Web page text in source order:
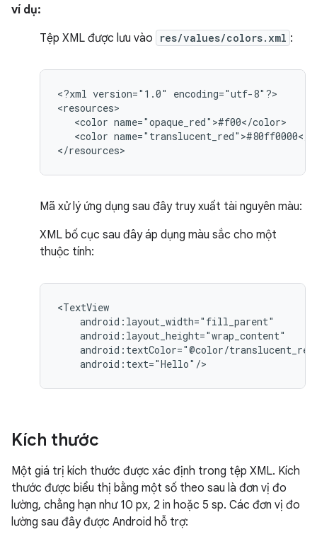
ví dụ:
Tệp XML được lưu vào
res/values/colors.xml :
<?xml version="1.0"
encoding="utf-8"?>
<color
<color name="translucent_red">#80ff0000</
</resources>
Mã xử lý ứng dụng sau đây truy xuất tài nguyên màu:
XML bố cục sau đây áp dụng màu sắc cho một
thuộc tính:
android:text="Hello"/>
Kích thước
Một giá trị kích thước được xác định trong tệp XML. Kích
thước được biểu thị bằng một số theo sau là đơn vị đo
lường, chẳng hạn như 10 px, 2 in hoặc 5 sp. Các đơn vị đo
lường sau đây được Android hỗ trợ: